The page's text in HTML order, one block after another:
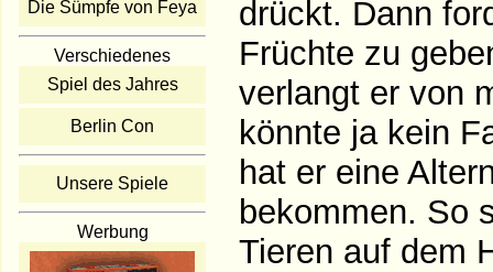
Die Sümpfe von Feya
Verschiedenes
Spiel des Jahres
Berlin Con
Unsere Spiele
Werbung
drückt. Dann
Früchte zu
verlangt er von
könnte ja kein
hat er eine
bekommen. So
Tieren auf dem